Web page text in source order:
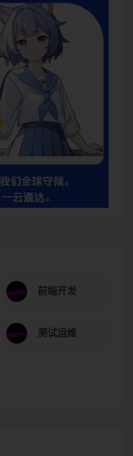
前端开发
测试运维